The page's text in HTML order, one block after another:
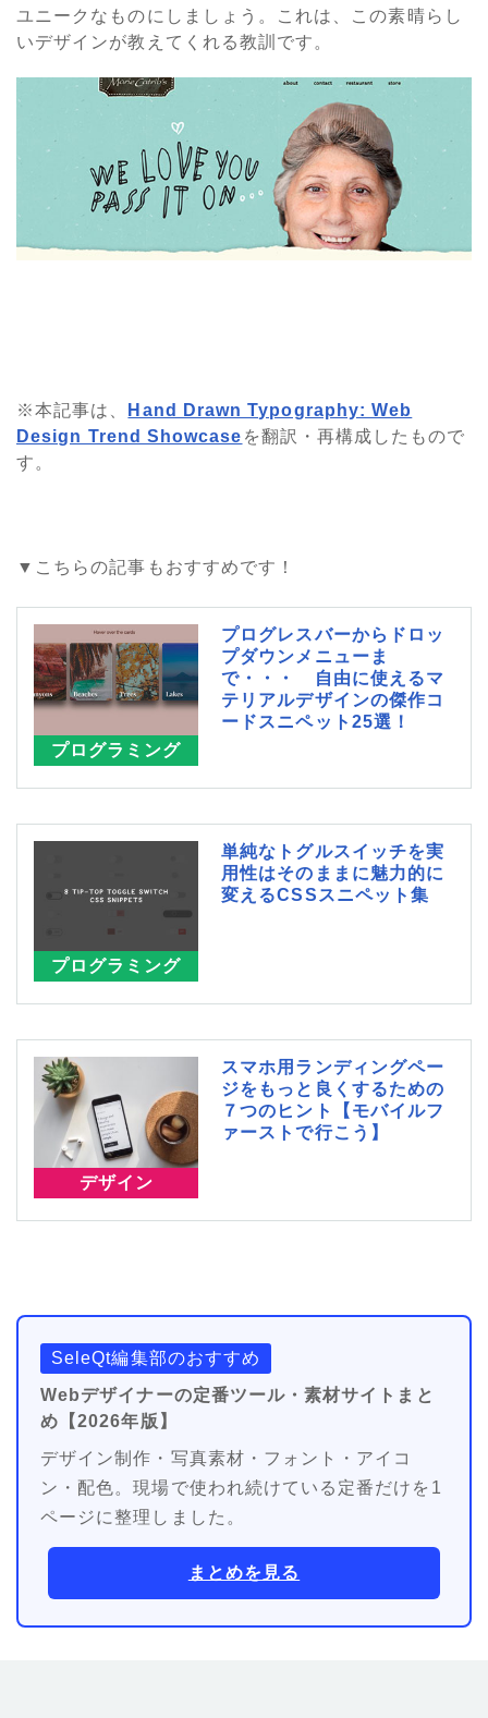
ユニークなものにしましょう。これは、この素晴らし
いデザインが教えてくれる教訓です。
※本記事は、
Hand Drawn Typography: Web
Design Trend Showcase を翻訳・再構成したもので
す。
▼こちらの記事もおすすめです！
プログラミング
プログレスバーからドロッ
プダウンメニューま
で・・・ 自由に使えるマ
テリアルデザインの傑作コ
ードスニペット25選！
プログラミング
単純なトグルスイッチを実
用性はそのままに魅力的に
変えるCSSスニペット集
デザイン
スマホ用ランディングペー
ジをもっと良くするための
７つのヒント【モバイルフ
ァーストで行こう】
SeleQt編集部のおすすめ
Webデザイナーの定番ツール・素材サイトまと
め【2026年版】
デザイン制作・写真素材・フォント・アイコ
ン・配色。現場で使われ続けている定番だけを1
ページに整理しました。
まとめを見る